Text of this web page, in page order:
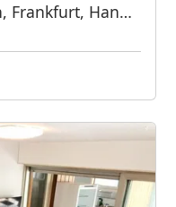
Wohnungen in Offenbach, Frankfurt, Hanau, Eschborn und Umgebung